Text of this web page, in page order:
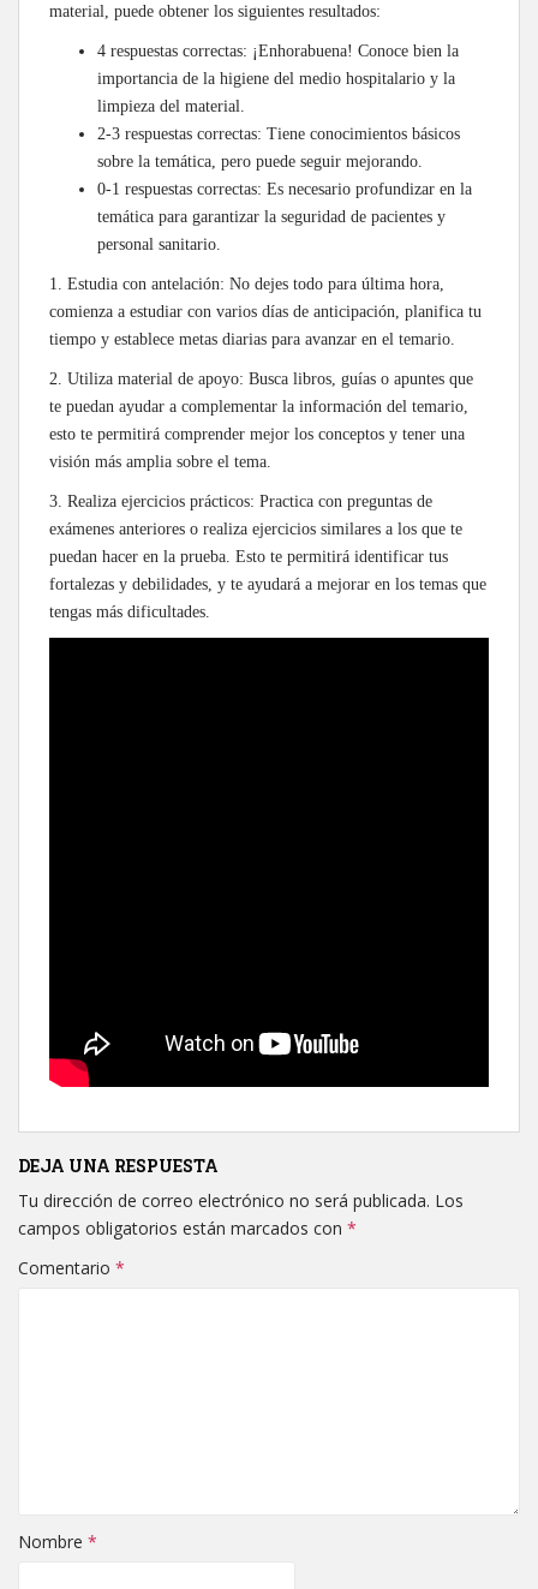
material, puede obtener los siguientes resultados:
4 respuestas correctas: ¡Enhorabuena! Conoce bien la
importancia de la higiene del medio hospitalario y la
limpieza del material.
2-3 respuestas correctas: Tiene conocimientos básicos
sobre la temática, pero puede seguir mejorando.
0-1 respuestas correctas: Es necesario profundizar en la
temática para garantizar la seguridad de pacientes y
personal sanitario.
1. Estudia con antelación: No dejes todo para última hora,
comienza a estudiar con varios días de anticipación, planifica tu
tiempo y establece metas diarias para avanzar en el temario.
2. Utiliza material de apoyo: Busca libros, guías o apuntes que
te puedan ayudar a complementar la información del temario,
esto te permitirá comprender mejor los conceptos y tener una
visión más amplia sobre el tema.
3. Realiza ejercicios prácticos: Practica con preguntas de
exámenes anteriores o realiza ejercicios similares a los que te
puedan hacer en la prueba. Esto te permitirá identificar tus
fortalezas y debilidades, y te ayudará a mejorar en los temas que
tengas más dificultades.
DEJA UNA RESPUESTA
Tu dirección de correo electrónico no será publicada. Los
campos obligatorios están marcados con *
Comentario *
Nombre *